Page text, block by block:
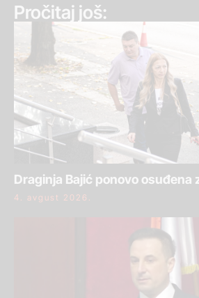
Pročitaj još:
Draginja Bajić ponovo osuđena
4. avgust 2026.